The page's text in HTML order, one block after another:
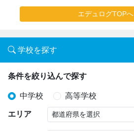
エデュログTOPへ
学校を探す
条件を絞り込んで探す
中学校 高等学校
エリア